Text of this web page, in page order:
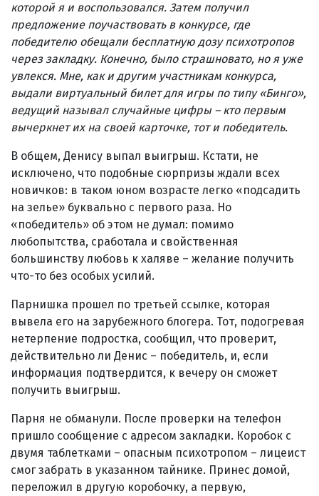
которой я и воспользовался. Затем получил
предложение поучаствовать в конкурсе, где
победителю обещали бесплатную дозу психотропов
через закладку. Конечно, было страшновато, но я уже
увлекся. Мне, как и другим участникам конкурса,
выдали виртуальный билет для игры по типу «Бинго»,
ведущий называл случайные цифры – кто первым
вычеркнет их на своей карточке, тот и победитель.
В общем, Денису выпал выигрыш. Кстати, не
исключено, что подобные сюрпризы ждали всех
новичков: в таком юном возрасте легко «подсадить
на зелье» буквально с первого раза. Но
«победитель» об этом не думал: помимо
любопытства, сработала и свойственная
большинству любовь к халяве – желание получить
что-то без особых усилий.
Парнишка прошел по третьей ссылке, которая
вывела его на зарубежного блогера. Тот, подогревая
нетерпение подростка, сообщил, что проверит,
действительно ли Денис – победитель, и, если
информация подтвердится, к вечеру он сможет
получить выигрыш.
Парня не обманули. После проверки на телефон
пришло сообщение с адресом закладки. Коробок с
двумя таблетками – опасным психотропом – лицеист
смог забрать в указанном тайнике. Принес домой,
переложил в другую коробочку, а первую,